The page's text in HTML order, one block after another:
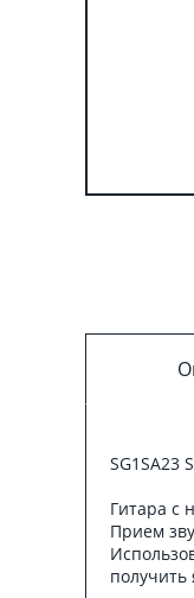
SG1SA23
Гитара с
Прием
получить